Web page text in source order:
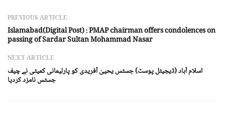
PREVIOUS ARTICLE
Islamabad(Digital Post) : PMAP chairman offers condolences on
passing of Sardar Sultan Mohammad Nasar
NEXT ARTICLE
اسلام آباد (ڈیجیٹل پوسٹ) جسٹس یحییٰ آفریدی کو پارلیمانی کمیٹی نے چیف
جسٹس نامزد کردیا